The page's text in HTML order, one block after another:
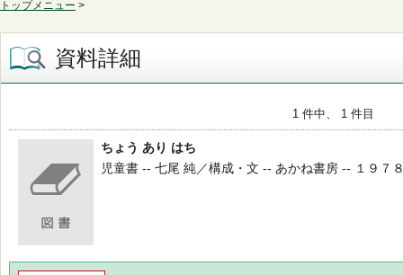
トップメニュー >
資料詳細
1 件中、 1 件目
ちょう あり はち
児童書 -- 七尾 純／構成・文 -- あかね書房 -- １９７